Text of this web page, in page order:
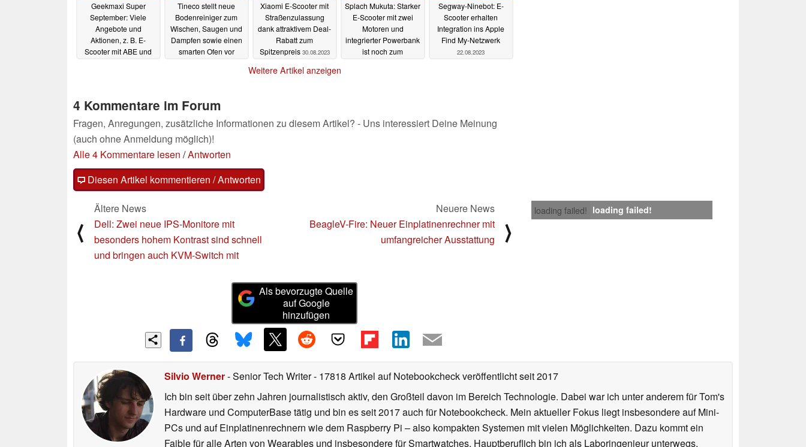
Geekmaxi Super
September: Viele
Angebote und
Aktionen, z. B. E-
Scooter mit ABE und
Tineco stellt neue
Bodenreiniger zum
Wischen, Saugen und
Dampfen sowie einen
smarten Ofen vor
Xiaomi E-Scooter mit
Straßenzulassung
dank attraktivem Deal-
Rabatt zum
Spitzenpreis 30.08.2023
Splach Mukuta: Starker
E-Scooter mit zwei
Motoren und
integrierter Powerbank
ist noch zum
Segway-Ninebot: E-
Scooter erhalten
Integration ins Apple
Find My-Netzwerk
22.08.2023
Weitere Artikel anzeigen
4 Kommentare im Forum
Fragen, Anregungen, zusätzliche Informationen zu diesem Artikel? - Uns interessiert Deine Meinung
(auch ohne Anmeldung möglich)!
Alle 4 Kommentare lesen /Antworten
Diesen Artikel kommentieren / Antworten
loading failed! loading failed!
⟨
Ältere News
Dell: Zwei neue IPS-Monitore mit
besonders hohem Kontrast sind schnell
und bringen auch KVM-Switch mit
Neuere News
BeagleV-Fire: Neuer Einplatinenrechner mit
umfangreicher Ausstattung
⟩
Als bevorzugte Quelle
auf Google
hinzufügen
Silvio Werner- Senior Tech Writer- 17818 Artikel auf Notebookcheck veröffentlichtseit 2017
Ich bin seit über zehn Jahren journalistisch aktiv, den Großteil davon im Bereich Technologie. Dabei war ich unter anderem für Tom's
Hardware und ComputerBase tätig und bin es seit 2017 auch für Notebookcheck. Mein aktueller Fokus liegt insbesondere auf Mini-
PCs und auf Einplatinenrechnern wie dem Raspberry Pi – also kompakten Systemen mit vielen Möglichkeiten. Dazu kommt ein
Faible für alle Arten von Wearables und insbesondere für Smartwatches. Hauptberuflich bin ich als Laboringenieur unterwegs,